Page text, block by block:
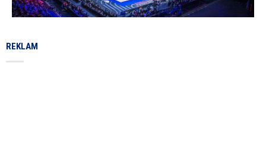
REKLAM